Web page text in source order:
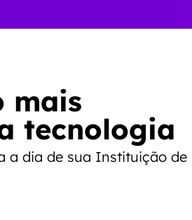
mais
tecnologia
a dia de sua Instituição de